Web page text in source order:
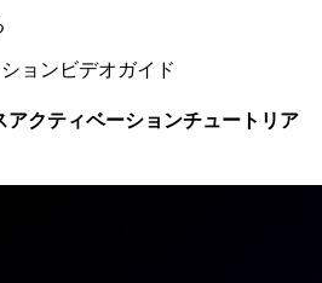
ョンビデオガイド
アクティベーションチュートリア